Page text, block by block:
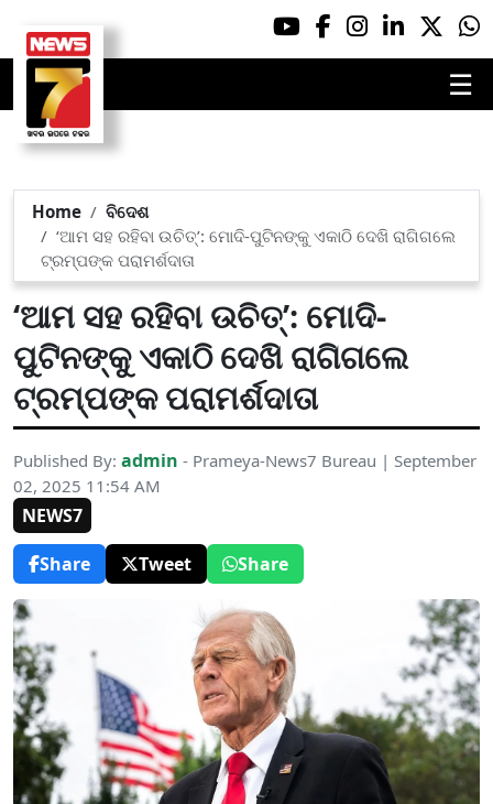
☰
Home
ବିଦେଶ
‘ଆମ ସହ ରହିବା ଉଚିତ୍‌’: ମୋଦି-ପୁଟିନଙ୍କୁ ଏକାଠି ଦେଖି ରାଗିଗଲେ
ଟ୍ରମ୍ପଙ୍କ ପରାମର୍ଶଦାତା
‘ଆମ ସହ ରହିବା ଉଚିତ୍‌’: ମୋଦି-
ପୁଟିନଙ୍କୁ ଏକାଠି ଦେଖି ରାଗିଗଲେ
ଟ୍ରମ୍ପଙ୍କ ପରାମର୍ଶଦାତା
Published By: admin - Prameya-News7 Bureau | September
02, 2025 11:54 AM
NEWS7
Share
Tweet Share